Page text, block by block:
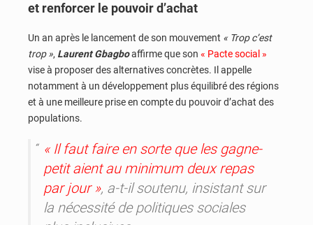
et renforcer le pouvoir d’achat
Un an après le lancement de son mouvement « Trop c’est
trop », Laurent Gbagboaffirme que son « Pacte social »
vise à proposer des alternatives concrètes. Il appelle
notamment à un développement plus équilibré des régions
et à une meilleure prise en compte du pouvoir d’achat des
populations.
« Il faut faire en sorte que les gagne-
petit aient au minimum deux repas
par jour », a-t-il soutenu, insistant sur
la nécessité de politiques sociales